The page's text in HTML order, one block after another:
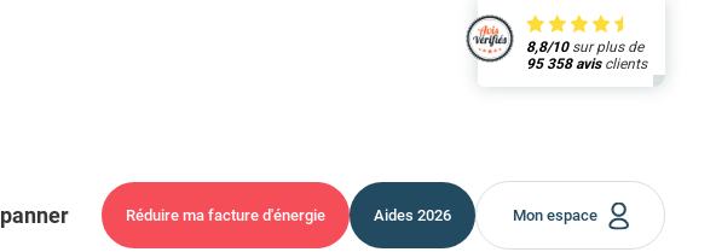
8,8/10sur plus de
95 358 avisclients
Réduire ma facture d'énergie Aides 2026 Mon espace